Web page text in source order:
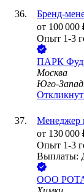
Бренд-
от 100 000
Опыт 1-3
ПАРК
Москва
Юго-
Менеджер
от 130 000
Опыт 1-3
Выплаты:
ООО